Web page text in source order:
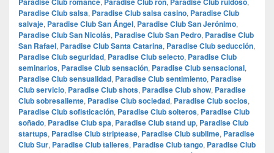
Paradise Club salsa, Paradise Club salsa casino, Paradise Club
salvaje, Paradise Club San Ángel, Paradise Club San Jerónimo,
Paradise Club San Nicolás, Paradise Club San Pedro, Paradise Club
San Rafael, Paradise Club Santa Catarina, Paradise Club seducción,
Paradise Club seguridad, Paradise Club selecto, Paradise Club
seminarios, Paradise Club sensación, Paradise Club sensacional,
Paradise Club sensualidad, Paradise Club sentimiento, Paradise
Club servicio, Paradise Club shots, Paradise Club show, Paradise
Club sobresaliente, Paradise Club sociedad, Paradise Club socios,
Paradise Club sofisticación, Paradise Club solteros, Paradise Club
soñado, Paradise Club spa, Paradise Club stand up, Paradise Club
startups, Paradise Club striptease, Paradise Club sublime, Paradise
Club Sur, Paradise Club talleres, Paradise Club tango, Paradise Club